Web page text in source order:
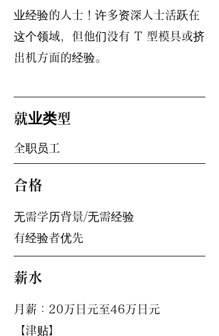
业经验的人士！许多资深人士活跃在
这个领域，但他们没有 T 型模具或挤
出机方面的经验。
就业类型
全职员工
合格
无需学历背景/无需经验
有经验者优先
薪水
月薪：20万 日元至46万日元
【津贴】